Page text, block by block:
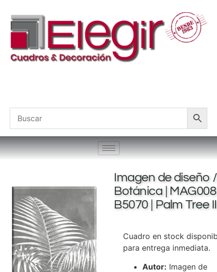
Imagen de diseño /
Botánica | MAG008
B5070 | Palm Tree II
Cuadro en stock
para entrega inmediata.
Autor: Imagen de